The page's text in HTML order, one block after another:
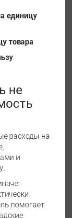
единицу
товара
не
расходы на
и
помогает